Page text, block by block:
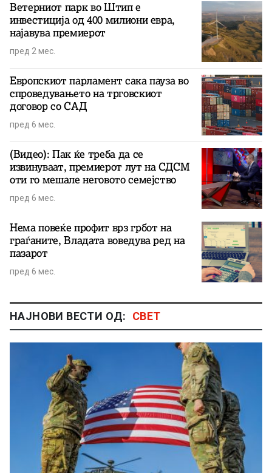
Ветерниот парк во Штип е
инвестиција од 400 милиони евра,
најавува премиерот
пред 2 мес.
Европскиот парламент сака пауза во
спроведувањето на трговскиот
договор со САД
пред 6 мес.
(Видео): Пак ќе треба да се
извинуваат, премиерот лут на СДСМ
оти го мешале неговото семејство
пред 6 мес.
Нема повеќе профит врз грбот на
граѓаните, Владата воведува ред на
пазарот
пред 6 мес.
НАЈНОВИ ВЕСТИ ОД: СВЕТ